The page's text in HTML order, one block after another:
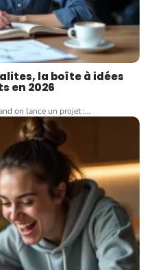
la boîte à idées
en 2026
on lance un projet :…